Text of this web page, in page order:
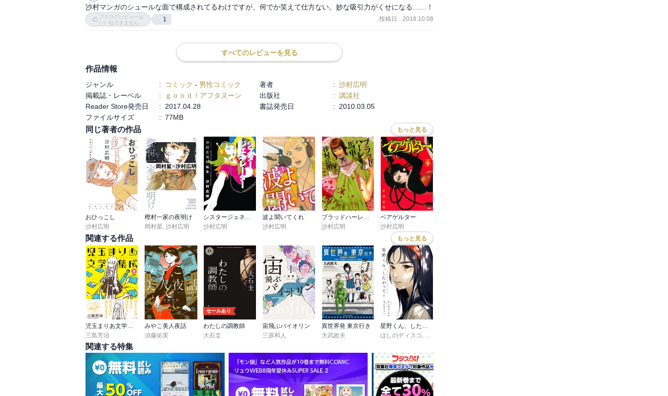
沙村マンガのシュールな面で構成されてるわけですが、何でか笑えて仕方ない。妙な吸引力がくせになる……！
ブクログレビューは
いいねできません
1 投稿日 : 2018.10.08
すべてのレビューを見る
作品情報
ジャンル : コミック - 男性コミック 著者 : 沙村広明
掲載誌・レーベル
: ｇｏｏｄ！アフタヌーン 出版社 : 講談社
Reader Store発売日
: 2017.04.28 書誌発売日 :
2010.03.05
ファイルサイズ
: 77MB
同じ著者の作品 もっと見る
おひっこし
沙村広明
樫村一家の夜明け
岡村星, 沙村広明
シスタージェネレーター 沙村広明短編集
沙村広明
予約
波よ聞いてくれ
沙村広明
ブラッドハーレーの馬車
沙村広明
ベアゲルター
沙村広明
関連する作品 もっと見る
児玉まりあ文学集成
三島芳治
みやこ美人夜話
須藤佑実
セールあり
わたしの調教師
大石圭
宙飛ぶバイオリン
三原和人
異世界発 東京行き
大武政夫
星野くん、したがって！
ほしのディスコ , オジロマコト
関連する特集